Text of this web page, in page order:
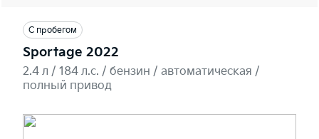
С пробегом
Sportage 2022
2.4 л / 184 л.c. / бензин / автоматическая /
полный привод